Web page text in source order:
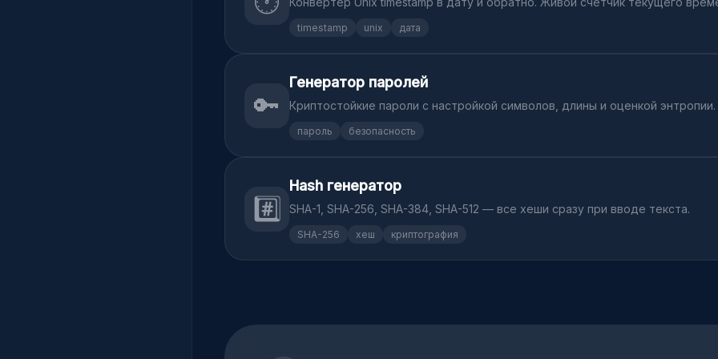
timestamp unix дата
🔑
Генератор паролей
Криптостойкие пароли с настройкой символов, длины и оценкой энтропии.
пароль безопасность
#️⃣
Hash генератор
SHA-1, SHA-256, SHA-384, SHA-512 — все хеши сразу при вводе текста.
SHA-256 хеш криптография